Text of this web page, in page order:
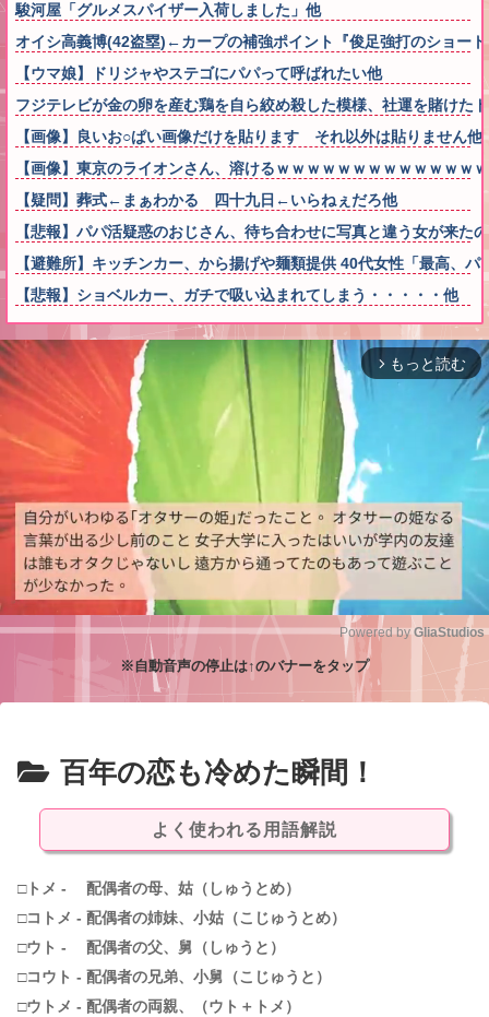
駿河屋「グルメスパイザー入荷しました」他
オイシ高義博(42盗塁)←カープの補強ポイント『俊足強打のショー
【ウマ娘】ドリジャやステゴにパパって呼ばれたい他
フジテレビが金の卵を産む鶏を自ら絞め殺した模様、社運を賭け
【画像】良いお○ぱい画像だけを貼ります それ以外は貼りません他
【画像】東京のライオンさん、溶けるｗｗｗｗｗｗｗｗｗｗｗｗｗ
【疑問】葬式←まぁわかる 四十九日←いらねぇだろ他
【悲報】パパ活疑惑のおじさん、待ち合わせに写真と違う女が来
【避難所】キッチンカー、から揚げや麺類提供 40代女性「最高、
【悲報】ショベルカー、ガチで吸い込まれてしまう・・・・・他
arrow_forward_ios もっと読む
Powered by GliaStudios
※自動音声の停止は↑のバナーをタップ
百年の恋も冷めた瞬間！
よく使われる用語解説
□トメ - 配偶者の母、姑（しゅうとめ）
□コトメ - 配偶者の姉妹、小姑（こじゅうとめ）
□ウト - 配偶者の父、舅（しゅうと）
□コウト - 配偶者の兄弟、小舅（こじゅうと）
□ウトメ - 配偶者の両親、（ウト＋トメ）